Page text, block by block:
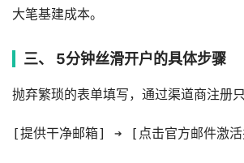
大笔基建成本。
三、 5分钟丝滑开户的具体步骤
抛弃繁琐的表单填写，通过渠道商注册
[提供干净邮箱] ➔ [点击官方邮件激